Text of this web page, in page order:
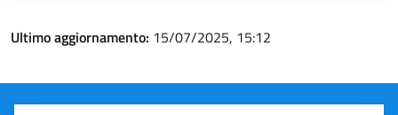
Ultimo aggiornamento: 15/07/2025, 15:12